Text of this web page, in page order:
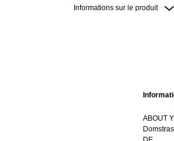
Informations sur le produit
ABOUT